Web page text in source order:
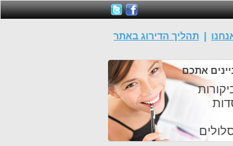
תהליך הדירוג באתר
אתכם